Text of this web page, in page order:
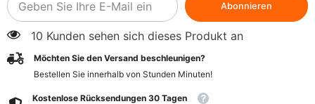
Abonnieren
10 Kunden sehen sich dieses Produkt an
Möchten Sie den Versand beschleunigen?
Bestellen Sie innerhalb von Stunden Minuten!
Kostenlose Rücksendungen 30 Tagen